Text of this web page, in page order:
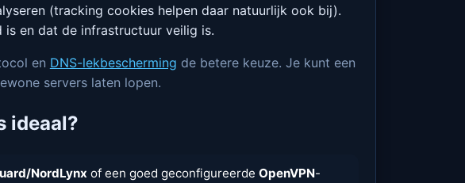
(tracking cookies helpen daar natuurlijk ook bij).
en dat de infrastructuur veilig is.
en DNS-lekbescherming de betere keuze. Je kunt een
servers laten lopen.
ideaal?
NordLynx of een goed geconfigureerde OpenVPN-